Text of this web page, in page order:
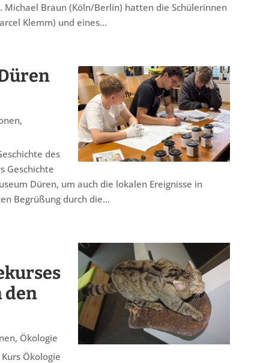
Michael Braun (Köln/Berlin) hatten die Schülerinnen
Klemm) und eines...
,
des
Geschichte
Düren, um auch die lokalen Ereignisse in
Begrüßung durch die...
den
, Ökologie
Ökologie